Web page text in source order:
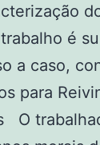
é
a caso,
para
O